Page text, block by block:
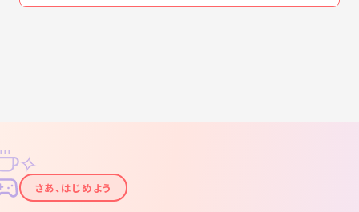
✦
✧
さあ、はじめよう